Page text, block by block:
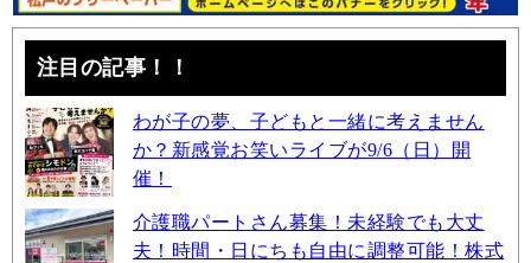
注目の記事！！
わが子の夢、子どもと一緒に考えません
か？新感覚お笑いライブが9/6（日）開
催！
介護職パートさん募集！未経験でも大丈
夫！時間・日にちも自由に調整可能！株式